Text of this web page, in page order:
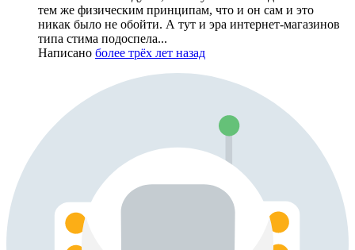
тем же физическим принципам, что и он сам и это
никак было не обойти. А тут и эра интернет-магазинов
типа стима подоспела...
Написано более трёх лет назад